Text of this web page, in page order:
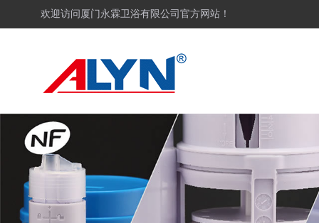
欢迎访问厦门永霖卫浴有限公司官方网站！